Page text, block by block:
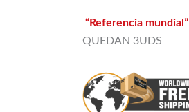
“Referencia mundial”
QUEDAN 3UDS